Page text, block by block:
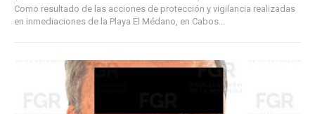
Como resultado de las acciones de protección y vigilancia realizadas
en inmediaciones de la Playa El Médano, en Cabos...